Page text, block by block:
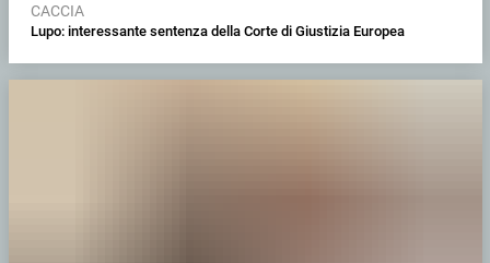
CACCIA
Lupo: interessante sentenza della Corte di Giustizia Europea